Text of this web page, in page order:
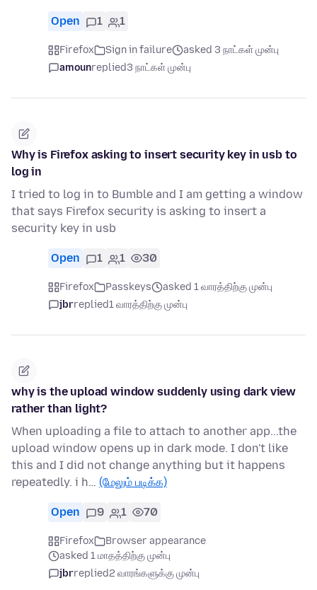
Open 1 1
Firefox Sign in failure
asked 3 நாட்கள் முன்பு
amounreplied3 நாட்கள் முன்பு
Why is Firefox asking to insert security key in usb to
log in
I tried to log in to Bumble and I am getting a window
that says Firefox security is asking to insert a
security key in usb
Open 1 1 30
Firefox Passkeys
asked 1 வாரத்திற்கு முன்பு
jbrreplied1 வாரத்திற்கு முன்பு
why is the upload window suddenly using dark view
rather than light?
When uploading a file to attach to another app...the
upload window opens up in dark mode. I don't like
this and I did not change anything but it happens
repeatedly. i h… (மேலும் படிக்க)
Open 9 1 70
Firefox
Browser appearance
asked 1 மாதத்திற்கு முன்பு
jbrreplied2 வாரங்களுக்கு முன்பு